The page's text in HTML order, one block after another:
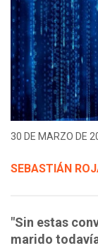
30 DE MARZO DE
SEBASTIÁN
"Sin estas
marido